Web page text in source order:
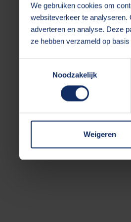
We gebruiken cookies om
websiteverkeer te analyseren.
adverteren en analyse. Deze
ze hebben verzameld op
Noodzakelijk
Weigeren
Application